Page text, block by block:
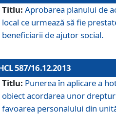
Titlu: Aprobarea planului de
local ce urmează să fie
beneficiarii de ajutor social.
587/16.12.2013
Titlu: Punerea în aplicare a
obiect acordarea unor
favoarea personalului din